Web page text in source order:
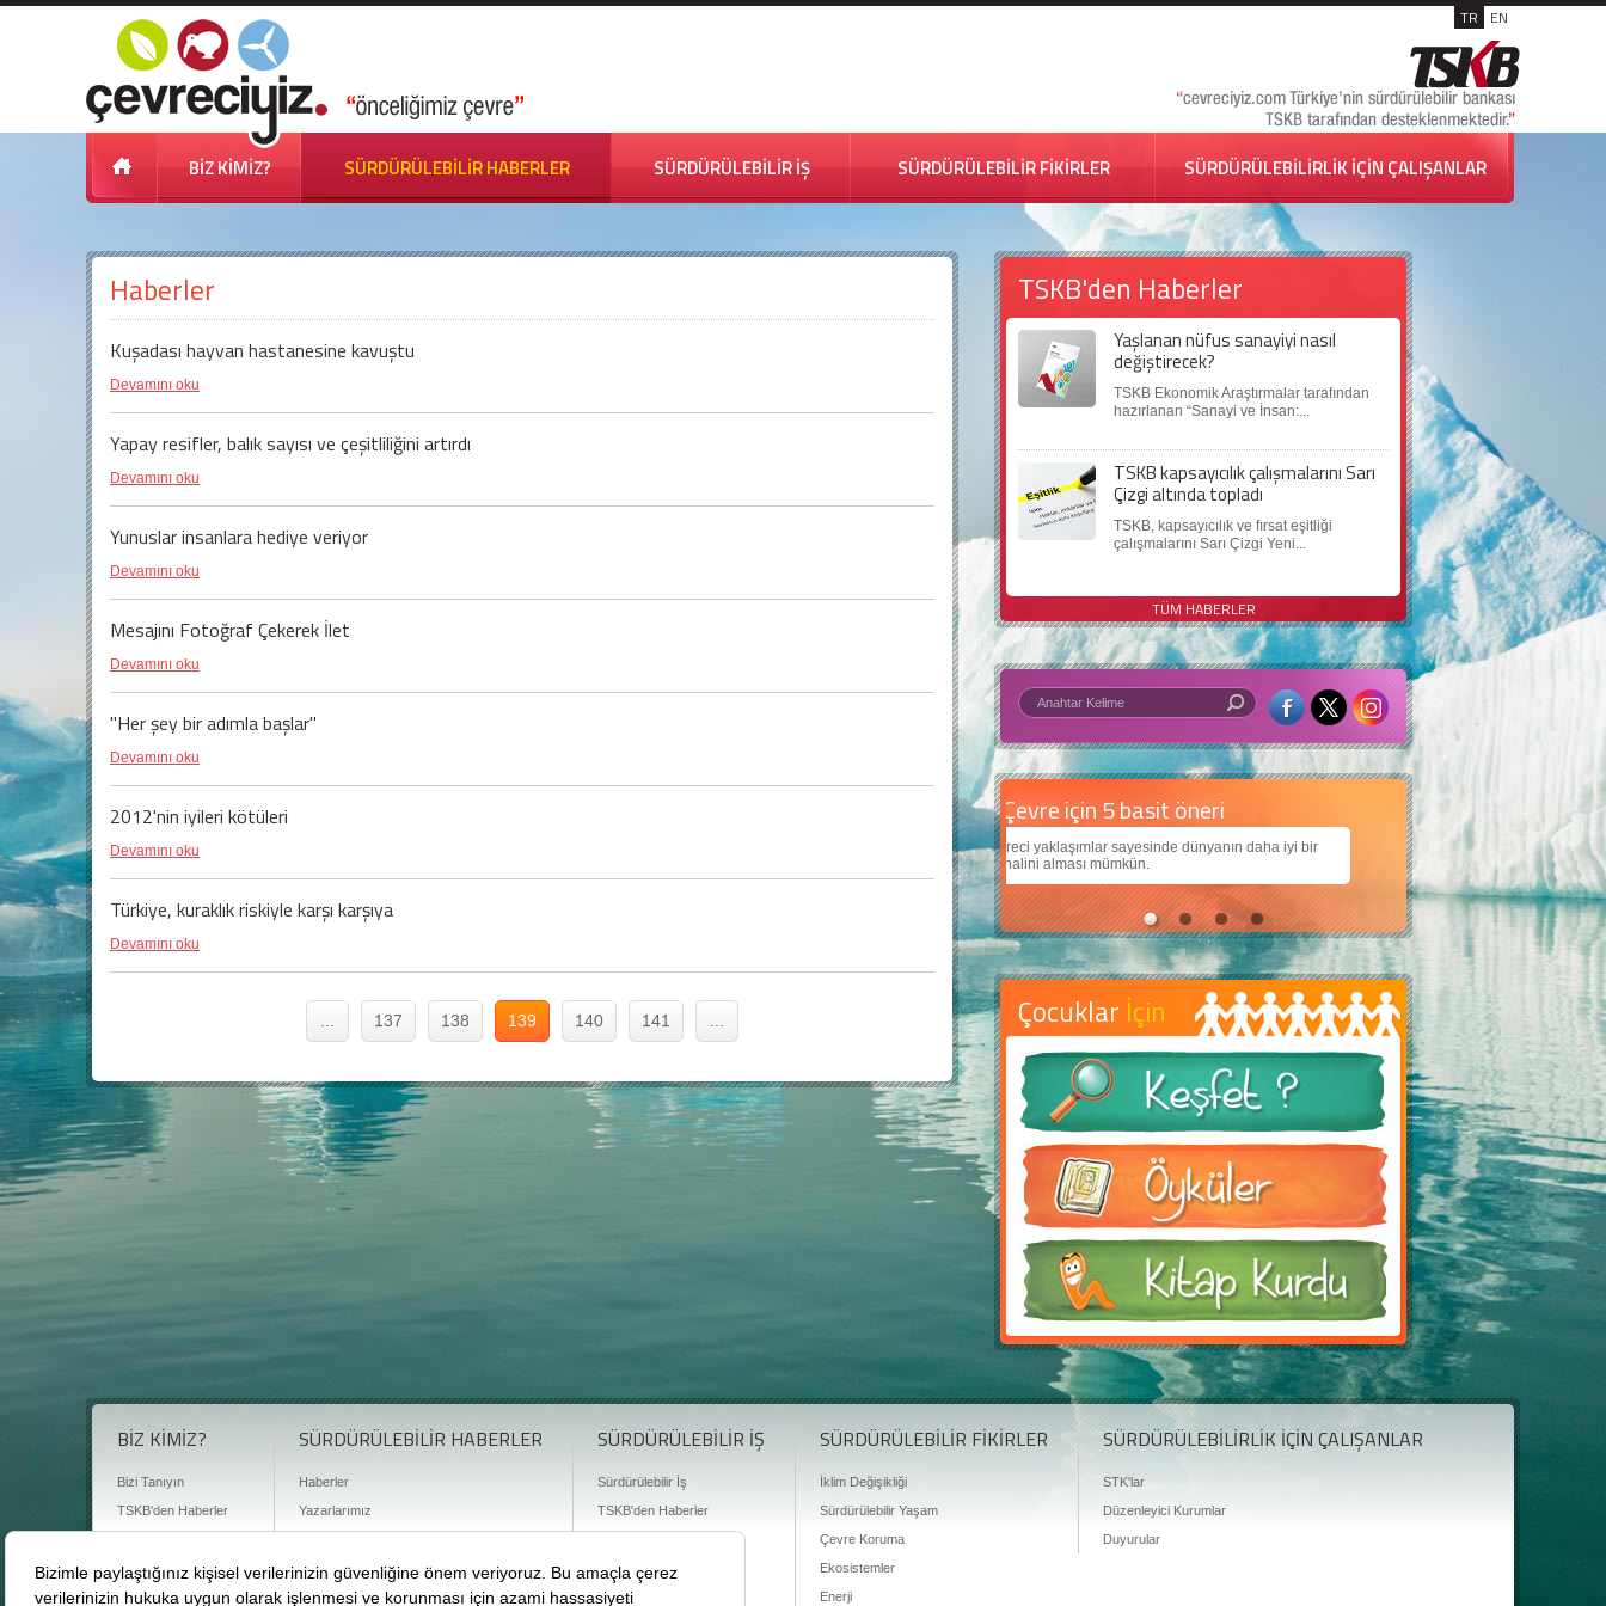
TR EN
BİZ KİMİZ? SÜRDÜRÜLEBİLİR HABERLER SÜRDÜRÜLEBİLİR İŞ SÜRDÜRÜLEBİLİR FİKİRLER SÜRDÜRÜLEBİLİRLİK İÇİN ÇALIŞANLAR
Haberler
Kuşadası hayvan hastanesine kavuştu
Devamını oku
Yapay resifler, balık sayısı ve çeşitliliğini artırdı
Devamını oku
Yunuslar insanlara hediye veriyor
Devamını oku
Mesajını Fotoğraf Çekerek İlet
Devamını oku
"Her şey bir adımla başlar"
Devamını oku
2012'nin iyileri kötüleri
Devamını oku
Türkiye, kuraklık riskiyle karşı karşıya
Devamını oku
137 138 139 140 141
TSKB'den Haberler
Yaşlanan nüfus sanayiyi nasıl
değiştirecek?
TSKB Ekonomik Araştırmalar tarafından
hazırlanan “Sanayi ve İnsan:...
TSKB kapsayıcılık çalışmalarını Sarı
Çizgi altında topladı
TSKB, kapsayıcılık ve fırsat eşitliği
çalışmalarını Sarı Çizgi Yeni...
TÜM HABERLER
Çevre için 5 basit öneri
sayesinde dünyanın daha iyi bir
Daha iyi bir dünya için yapay zekâ
Çocuklarımıza daha güzel bir dünya bırakabilmek için
teknolojiden nasıl yararlanırız?
Çocuklar İçin
BİZ KİMİZ?
Bizi Tanıyın
TSKB'den Haberler
Basın Odası
Bize Ulaşın
SÜRDÜRÜLEBİLİR HABERLER
Haberler
Yazarlarımız
Sürdürülebilirlik Kütüphanesi
Karbon Sayacı
SÜRDÜRÜLEBİLİR İŞ
Sürdürülebilir İş
TSKB'den Haberler
SÜRDÜRÜLEBİLİR FİKİRLER
İklim Değişikliği
Sürdürülebilir Yaşam
Çevre Koruma
Ekosistemler
Enerji
SÜRDÜRÜLEBİLİRLİK İÇİN ÇALIŞANLAR
STK'lar
Düzenleyici Kurumlar
Duyurular